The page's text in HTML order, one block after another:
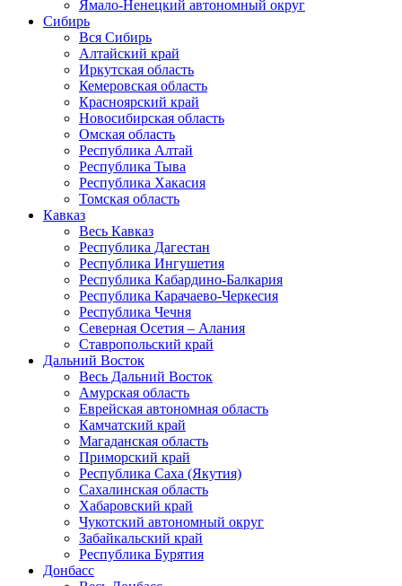
Ямало-Ненецкий автономный округ
Сибирь
Вся Сибирь
Алтайский край
Иркутская область
Кемеровская область
Красноярский край
Новосибирская область
Омская область
Республика Алтай
Республика Тыва
Республика Хакасия
Томская область
Кавказ
Весь Кавказ
Республика Дагестан
Республика Ингушетия
Республика Кабардино-Балкария
Республика Карачаево-Черкесия
Республика Чечня
Северная Осетия – Алания
Ставропольский край
Дальний Восток
Весь Дальний Восток
Амурская область
Еврейская автономная область
Камчатский край
Магаданская область
Приморский край
Республика Саха (Якутия)
Сахалинская область
Хабаровский край
Чукотский автономный округ
Забайкальский край
Республика Бурятия
Донбасс